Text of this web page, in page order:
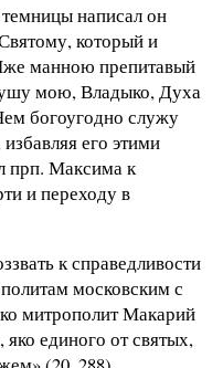
написал он
который и
манною препитавый
мою, Владыко, Духа
богоугодно служу
его этими
прп. Максима к
и переходу в
к справедливости
московским с
митрополит Макарий
единого от святых,